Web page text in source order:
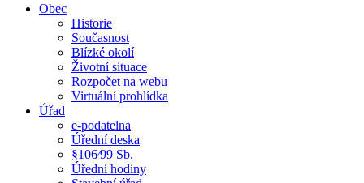
Obec
Historie
Současnost
Blízké okolí
Životní situace
Rozpočet na webu
Virtuální prohlídka
Úřad
e-podatelna
Úřední deska
§106⁄99 Sb.
Úřední hodiny